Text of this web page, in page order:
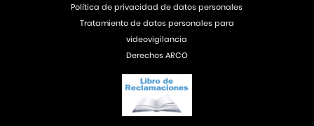
Política de privacidad de datos personales
Tratamiento de datos personales para
videovigilancia
Derechos ARCO